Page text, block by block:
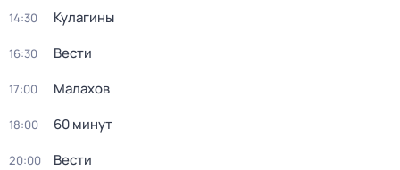
14:30 Кулагины
16:30 Вести
17:00 Малахов
18:00 60 минут
20:00 Вести